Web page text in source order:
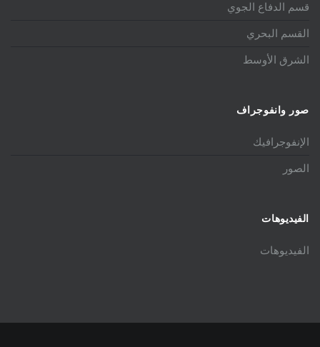
قسم الدفاع الجوي
القسم البحري
الشرق الأوسط
صور وانفوجراف
الإنفوجرافيك
الصور
الفيديوهات
الفيديوهات